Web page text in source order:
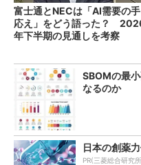
富士通とNECは「AI需要の手
応え」をどう語った？
年下半期の見通しを考察
SBOMの最
なるのか
日本の創薬
PR(三菱総合研究